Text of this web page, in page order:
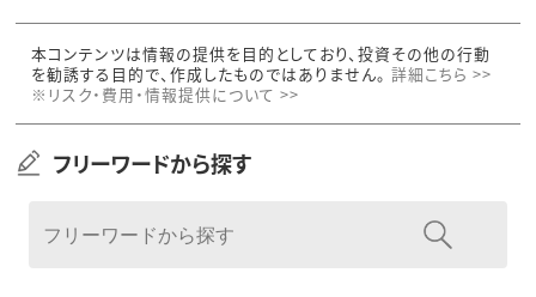
本コンテンツは情報の提供を目的としており、投資その他の行動
を勧誘する目的で、作成したものではありません。 詳細こちら >>
※リスク・費用・情報提供について >>
フリーワードから探す